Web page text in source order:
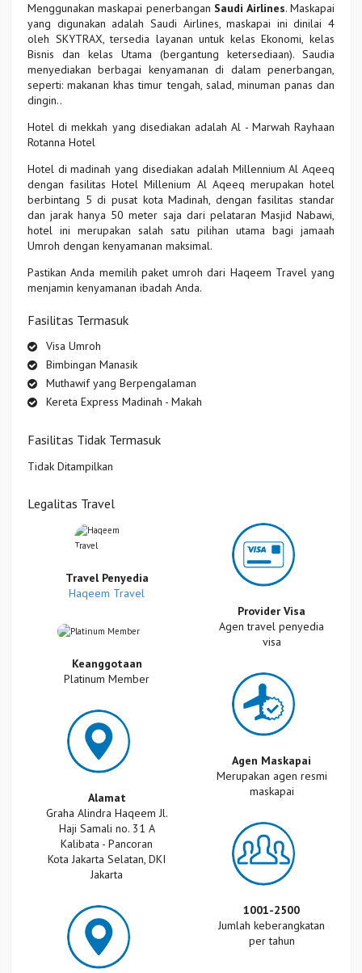
Menggunakan maskapai penerbangan Saudi Airlines. Maskapai
yang digunakan adalah Saudi Airlines, maskapai ini dinilai 4
oleh SKYTRAX, tersedia layanan untuk kelas Ekonomi, kelas
Bisnis dan kelas Utama (bergantung ketersediaan). Saudia
menyediakan berbagai kenyamanan di dalam penerbangan,
seperti: makanan khas timur tengah, salad, minuman panas dan
dingin..
Hotel di mekkah yang disediakan adalah Al - Marwah Rayhaan
Rotanna Hotel
Hotel di madinah yang disediakan adalah Millennium Al Aqeeq
dengan fasilitas Hotel Millenium Al Aqeeq merupakan hotel
berbintang 5 di pusat kota Madinah, dengan fasilitas standar
dan jarak hanya 50 meter saja dari pelataran Masjid Nabawi,
hotel ini merupakan salah satu pilihan utama bagi jamaah
Umroh dengan kenyamanan maksimal.
Pastikan Anda memilih paket umroh dari Haqeem Travel yang
menjamin kenyamanan ibadah Anda.
Fasilitas Termasuk
Visa Umroh
Bimbingan Manasik
Muthawif yang Berpengalaman
Kereta Express Madinah - Makah
Fasilitas Tidak Termasuk
Tidak Ditampilkan
Legalitas Travel
Travel Penyedia
Haqeem Travel
Keanggotaan
Platinum Member
Alamat
Graha Alindra Haqeem Jl.
Haji Samali no. 31 A
Kalibata - Pancoran
Kota Jakarta Selatan, DKI
Jakarta
Provider Visa
Agen travel penyedia
visa
Agen Maskapai
Merupakan agen resmi
maskapai
1001-2500
Jumlah keberangkatan
per tahun